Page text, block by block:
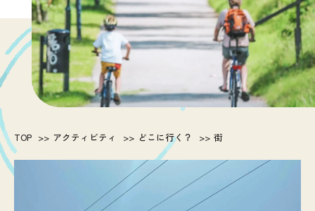
TOP アクティビティ どこに行く？ 街